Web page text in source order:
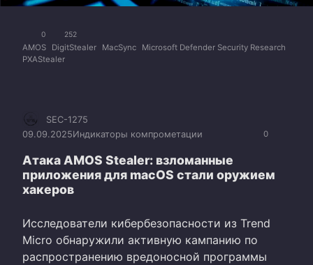
0 252
AMOS DigitStealer MacSync
Microsoft Defender Security Research
PXAStealer
0
SEC-1275
09.09.2025Индикаторы компрометации
Атака AMOS Stealer: взломанные
приложения для macOS стали оружием
хакеров
Исследователи кибербезопасности из Trend
Micro обнаружили активную кампанию по
распространению вредоносной программы